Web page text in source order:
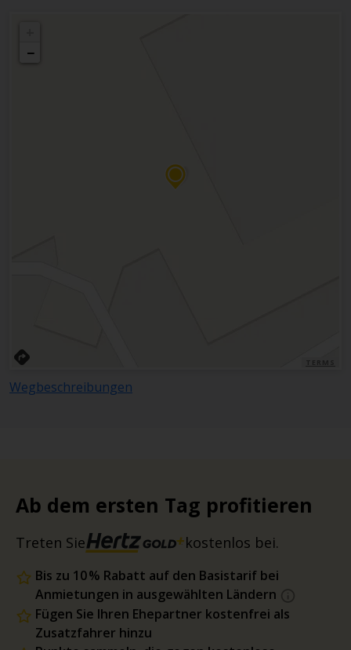
−
Wegbeschreibungen
Ab dem ersten Tag profitieren
Treten Sie kostenlos bei.
Bis zu 10 % Rabatt auf den Basistarif bei
Anmietungen in ausgewählten Ländern
Fügen Sie Ihren Ehepartner kostenfrei als
Zusatzfahrer hinzu